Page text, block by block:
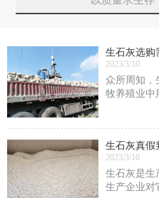
生石灰选购
2023/3/10
众所周知，
牧养殖业中
生石灰真假
2023/3/10
生石灰是生
生产企业对